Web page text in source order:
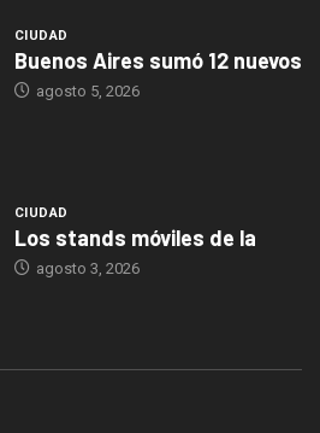
CIUDAD
Buenos Aires sumó 12 nuevos
agosto 5, 2026
CIUDAD
Los stands móviles de la
agosto 3, 2026